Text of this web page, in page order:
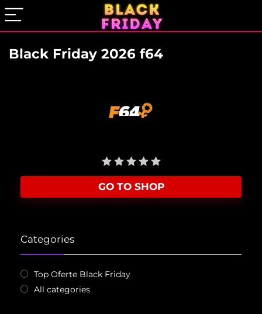
Black Friday 2026 f64
GO TO SHOP
Categories
Top Oferte Black Friday
All categories